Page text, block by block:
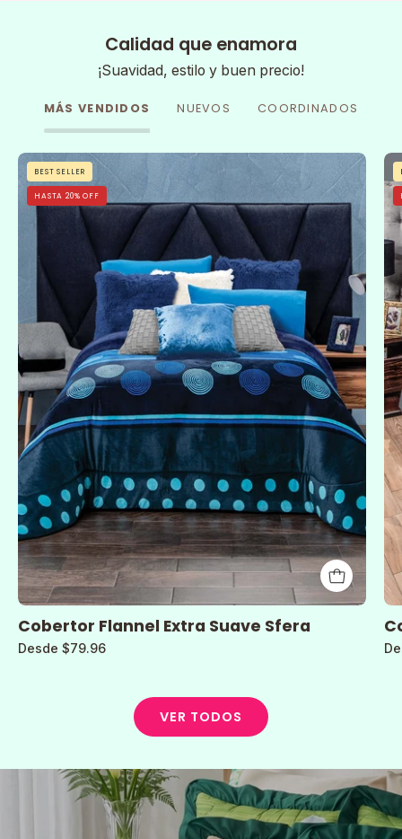
Calidad que enamora
¡Suavidad, estilo y buen precio!
MÁS VENDIDOS NUEVOS COORDINADOS
Cobertor
Flannel
Con
Borrega
Sfera
BEST SELLER
HASTA 20% OFF
Cobertor Flannel Extra Suave Sfera
Desde $79.96
VER TODOS